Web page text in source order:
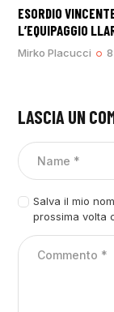
ESORDIO
L’EQUIPAGGIO
Mirko Placucci
LASCIA UN
Salva il mio
prossima volta